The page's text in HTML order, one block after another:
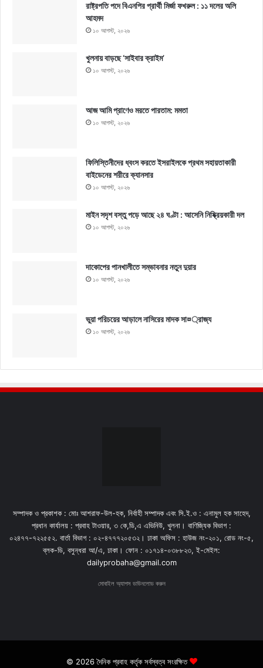
রাষ্ট্রপতি পদে বিএনপির প্রার্থী মির্জা ফখরুল : ১১ দলের অলি
আহমদ
১০ আগস্ট, ২০২৬
খুলনায় বাড়ছে ‘সাইবার ক্রাইম’
১০ আগস্ট, ২০২৬
আজ আমি প্রাণেও মরতে পারতাম: মমতা
১০ আগস্ট, ২০২৬
ফিলিস্তিনীদের ধ্বংস করতে ইসরাইলকে প্রথম সহায়তাকারী
বাইডেনের শরীরে ক্যানসার
১০ আগস্ট, ২০২৬
মাইন সদৃশ বস্তু পড়ে আছে ২৪ ঘণ্টা : আসেনি নিষ্ক্রিয়কারী দল
১০ আগস্ট, ২০২৬
দাকোপের পানখালীতে সম্ভাবনার নতুন দুয়ার
১০ আগস্ট, ২০২৬
ভুয়া পরিচয়ের আড়ালে নাসিরের মাদক সা¤্রাজ্য
১০ আগস্ট, ২০২৬
সম্পাদক ও প্রকাশক : মোঃ আশরাফ-উল-হক, নির্বাহী সম্পাদক এবং সি.ই.ও : এনামুল হক সাহেদ,
প্রধান কার্যালয় : প্রবাহ টাওয়ার, ৩ কে,ডি,এ এভিনিউ, খুলনা। বাণিজ্যিক বিভাগ :
০২৪৭৭-৭২২৫৫২. বার্তা বিভাগ : ০২-৪৭৭৭২০৫৩২। ঢাকা অফিস : হাউজ নং-২০১, রোড নং-৫,
ব্লক-ডি, বসুন্ধরা আ/এ, ঢাকা। ফোন : ০১৭১৪-০৩৮৮২৩, ই-মেইল:
dailyprobaha@gmail.com
মোবাইল অ্যাপস ডাউনলোড করুন
© 2026 দৈনিক প্রবাহ কর্তৃক সর্বস্বত্ব সংরক্ষিত